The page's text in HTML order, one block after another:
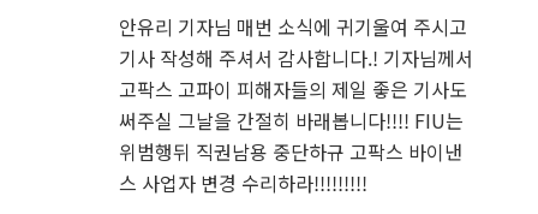
안유리 기자님 매번 소식에 귀기울여 주시고
기사 작성해 주셔서 감사합니다.! 기자님께서
고팍스 고파이 피해자들의 제일 좋은 기사도
써주실 그날을 간절히 바래봅니다!!!! FIU는
위범행뒤 직권남용 중단하규 고팍스 바이낸
스 사업자 변경 수리하라!!!!!!!!!